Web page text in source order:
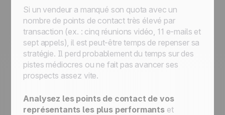
Si un vendeur a manqué son quota avec un
nombre de points de contact très élevé par
transaction (ex. : cinq réunions vidéo, 11 e-mails et
sept appels), il est peut-être temps de repenser sa
stratégie. Il perd probablement du temps sur des
pistes médiocres ou ne fait pas avancer ses
prospects assez vite.
Analysez les points de contact de vos
représentants les plus performantset